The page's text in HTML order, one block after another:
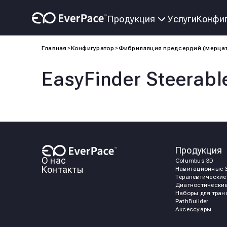
Продукция Услуги
Главная Конфигуратор Фибрилляция предсердий
EasyFinder
О нас
Контакты
Продукция
Columbus 3D
Навигационные
Наборы для
PathBuilder
Аксессуары